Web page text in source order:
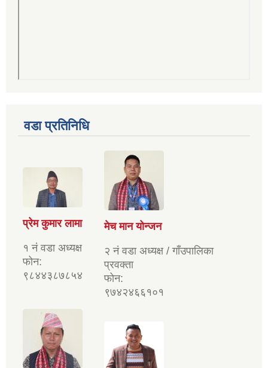
वडा प्रतिनिधि
प्रेम कुमार लामा
१ नं वडा अध्यक्ष
फोन:
९८४४३८७८५४
मेच मान योन्जन
२ नं वडा अध्यक्ष / गाँउपालिका
प्रवक्ता
फोन:
९७४२४६६१०१